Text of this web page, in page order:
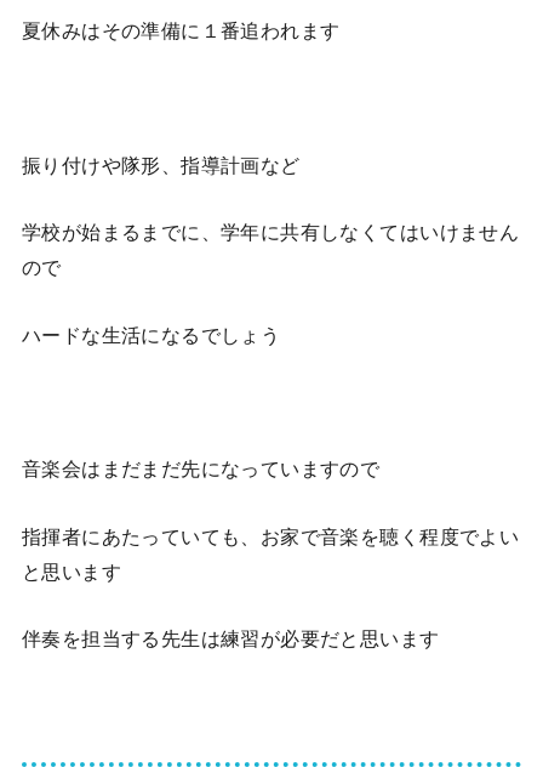
夏休みはその準備に１番追われます
振り付けや隊形、指導計画など
学校が始まるまでに、学年に共有しなくてはいけません
ので
ハードな生活になるでしょう
音楽会はまだまだ先になっていますので
指揮者にあたっていても、お家で音楽を聴く程度でよい
と思います
伴奏を担当する先生は練習が必要だと思います